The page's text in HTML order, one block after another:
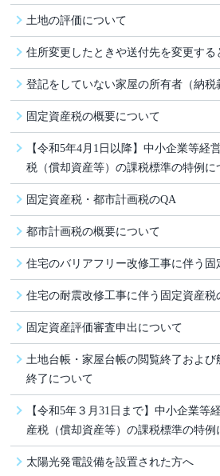
土地の評価について
住所変更したときや送付先を変更する
登記をしていない家屋の所有者（納税
固定資産税の概要について
【令和5年4月1日以降】中小企業等経
税（償却資産等）の課税標準の特例に
固定資産税・都市計画税のQA
都市計画税の概要について
住宅のバリアフリー改修工事に伴う
住宅の耐震改修工事に伴う固定資産税
固定資産評価審査申出について
土地台帳・家屋台帳の閲覧終了およ
終了について
【令和5年３月31日まで】中小企業等
産税（償却資産等）の課税標準の特例
太陽光発電設備を設置された方へ